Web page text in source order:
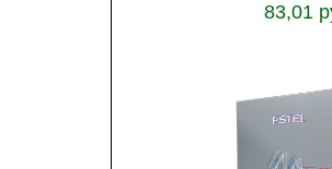
83,01
В